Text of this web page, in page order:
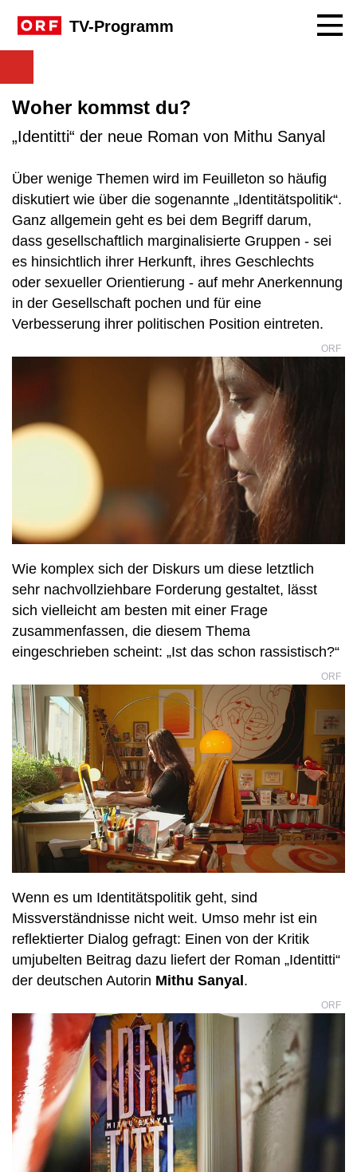
TV-Programm
Woher kommst du?
„Identitti“ der neue Roman von Mithu Sanyal
Über wenige Themen wird im Feuilleton so häufig
diskutiert wie über die sogenannte „Identitätspolitik“.
Ganz allgemein geht es bei dem Begriff darum,
dass gesellschaftlich marginalisierte Gruppen - sei
es hinsichtlich ihrer Herkunft, ihres Geschlechts
oder sexueller Orientierung - auf mehr Anerkennung
in der Gesellschaft pochen und für eine
Verbesserung ihrer politischen Position eintreten.
ORF
Wie komplex sich der Diskurs um diese letztlich
sehr nachvollziehbare Forderung gestaltet, lässt
sich vielleicht am besten mit einer Frage
zusammenfassen, die diesem Thema
eingeschrieben scheint: „Ist das schon rassistisch?“
ORF
Wenn es um Identitätspolitik geht, sind
Missverständnisse nicht weit. Umso mehr ist ein
reflektierter Dialog gefragt: Einen von der Kritik
umjubelten Beitrag dazu liefert der Roman „Identitti“
der deutschen Autorin Mithu Sanyal.
ORF